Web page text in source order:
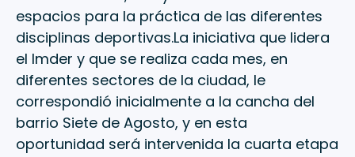
espacios para la práctica de las diferentes
disciplinas deportivas.La iniciativa que lidera
el Imder y que se realiza cada mes, en
diferentes sectores de la ciudad, le
correspondió inicialmente a la cancha del
barrio Siete de Agosto, y en esta
oportunidad será intervenida la cuarta etapa